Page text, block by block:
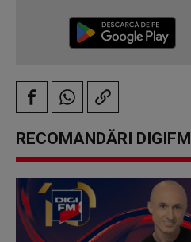
RECOMANDĂRI DIGIFM